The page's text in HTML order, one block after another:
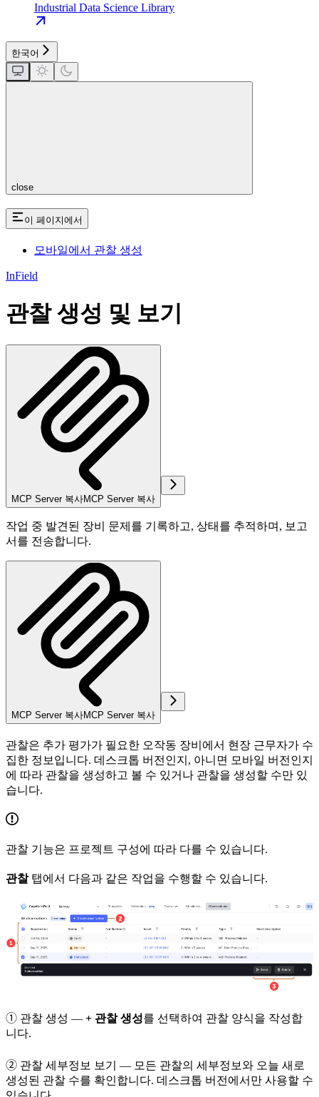
Industrial Data Science Library
한국어
close
이 페이지에서
모바일에서 관찰 생성
InField
관찰 생성 및 보기
MCP Server 복사MCP Server 복사
작업 중 발견된 장비 문제를 기록하고, 상태를 추적하며, 보고
서를 전송합니다.
MCP Server 복사MCP Server 복사
관찰은 추가 평가가 필요한 오작동 장비에서 현장 근무자가 수
집한 정보입니다. 데스크톱 버전인지, 아니면 모바일 버전인지
에 따라 관찰을 생성하고 볼 수 있거나 관찰을 생성할 수만 있
습니다.
관찰 기능은 프로젝트 구성에 따라 다를 수 있습니다.
관찰탭에서 다음과 같은 작업을 수행할 수 있습니다.
➀ 관찰 생성 — + 관찰 생성를 선택하여 관찰 양식을 작성합
니다.
➁ 관찰 세부정보 보기
— 모든 관찰의 세부정보와 오늘 새로
생성된 관찰 수를 확인합니다. 데스크톱 버전에서만 사용할 수